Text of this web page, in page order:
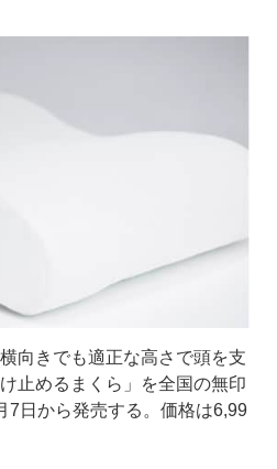
向きでも適正な高さで頭を支
止めるまくら」を全国の無印
7日から発売する。価格は6,99